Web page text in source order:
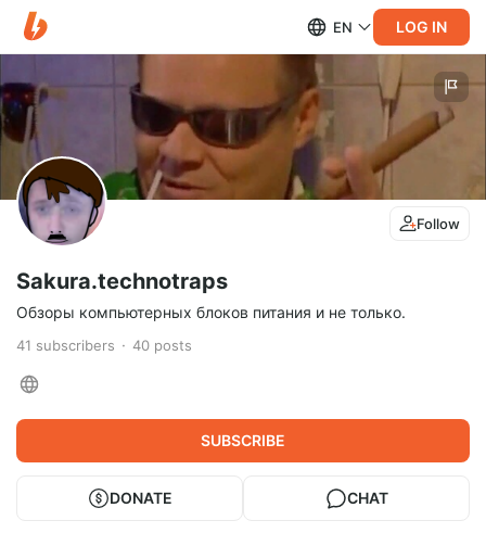
EN LOG IN
Follow
Sakura.technotraps
Обзоры компьютерных блоков питания и не только.
41 subscribers 40 posts
SUBSCRIBE
DONATE CHAT